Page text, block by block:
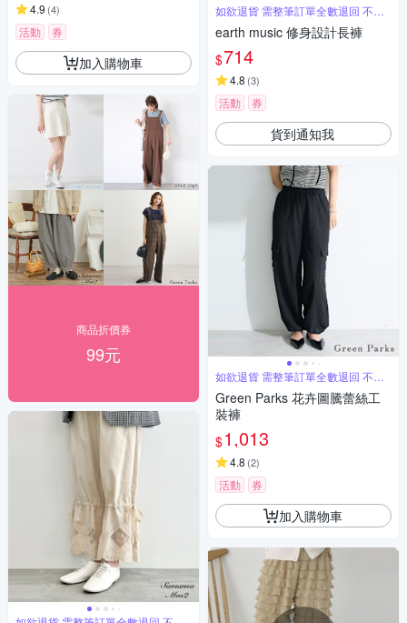
4.9 (4)
活動 券
加入購物車
商品折價券
99元
如欲退貨 需整筆訂單全數退回 不能
單退
earth music 修身設計長褲
$714
4.8 (3)
活動 券
貨到通知我
如欲退貨 需整筆訂單全數退回 不能
單退
Green Parks 花卉圖騰蕾絲工
裝褲
$1,013
4.8 (2)
活動 券
加入購物車